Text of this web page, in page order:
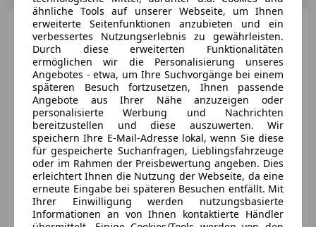
Mercedes-Benz C 300d
4Matic/Pano/Night/SH/AMG
Paket/TWT/Keyless/
€ 32 990
08/2019 137 200 km Diesel 180 kW (245 PS)
ähnliche Tools auf unserer Webseite, um Ihnen
erweiterte Seitenfunktionen anzubieten und ein
verbessertes Nutzungserlebnis zu gewährleisten.
Durch diese erweiterten Funktionalitäten
ermöglichen wir die Personalisierung unseres
Angebotes - etwa, um Ihre Suchvorgänge bei einem
späteren Besuch fortzusetzen, Ihnen passende
Angebote aus Ihrer Nähe anzuzeigen oder
personalisierte Werbung und Nachrichten
bereitzustellen und diese auszuwerten. Wir
speichern Ihre E-Mail-Adresse lokal, wenn Sie diese
für gespeicherte Suchanfragen, Lieblingsfahrzeuge
oder im Rahmen der Preisbewertung angeben. Dies
erleichtert Ihnen die Nutzung der Webseite, da eine
erneute Eingabe bei späteren Besuchen entfällt. Mit
Ihrer Einwilligung werden nutzungsbasierte
Informationen an von Ihnen kontaktierte Händler